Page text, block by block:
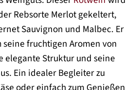
Rebsorte Merlot gekeltert,
Sauvignon und Malbec. Er
fruchtigen Aromen von
elegante Struktur und seine
Ein idealer Begleiter zu